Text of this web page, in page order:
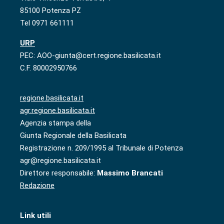
85100 Potenza PZ
Tel 0971 661111
URP
PEC: AOO-giunta@cert.regione.basilicata.it
C.F. 80002950766
regione.basilicata.it
agr.regione.basilicata.it
Agenzia stampa della
Giunta Regionale della Basilicata
Registrazione n. 209/1995 al Tribunale di Potenza
agr@regione.basilicata.it
Direttore responsabile: Massimo Brancati
Redazione
Link utili